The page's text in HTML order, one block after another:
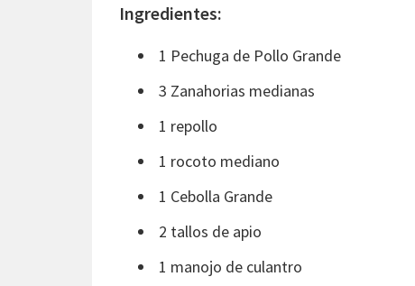
Ingredientes:
1 Pechuga de Pollo Grande
3 Zanahorias medianas
1 repollo
1 rocoto mediano
1 Cebolla Grande
2 tallos de apio
1 manojo de culantro